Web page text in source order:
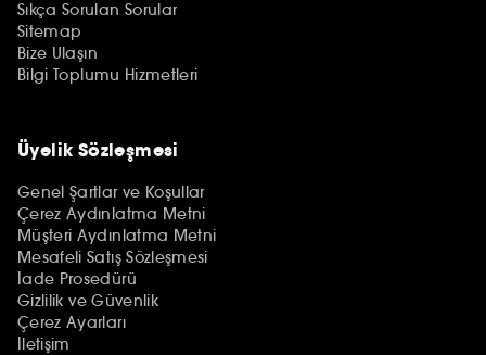
Sıkça Sorulan Sorular
Sitemap
Bize Ulaşın
Bilgi Toplumu Hizmetleri
Üyelik Sözleşmesi
Genel Şartlar ve Koşullar
Çerez Aydınlatma Metni
Müşteri Aydınlatma Metni
Mesafeli Satış Sözleşmesi
İade Prosedürü
Gizlilik ve Güvenlik
Çerez Ayarları
İletişim